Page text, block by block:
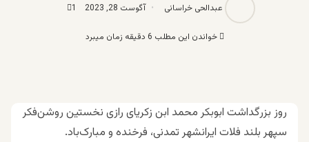
عبدالحی خراسانی آگوست 28, 2023 1
خواندن این مطلب 6 دقیقه زمان میبرد
روز بزرگداشت ابوبکر محمد ابن زکریای رازی نخستین روشن‌فکر
سپهر بلند فلات ایرانشهر تمدنی، فرخنده و مبارک‌باد.